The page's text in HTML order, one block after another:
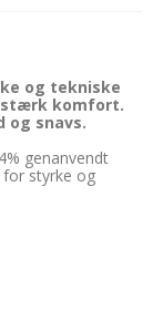
og tekniske
komfort.
og snavs.
genanvendt
styrke og